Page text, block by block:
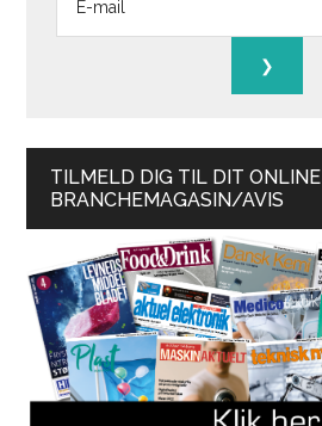
TILMELD DIG TIL DIT ONLINE
BRANCHEMAGASIN/AVIS